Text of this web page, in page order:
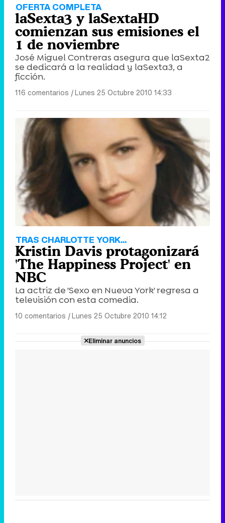
OFERTA COMPLETA
laSexta3 y laSextaHD
comienzan sus emisiones el
1 de noviembre
José Miguel Contreras asegura que laSexta2
se dedicará a la realidad y laSexta3, a
ficción.
116 comentarios |Lunes 25 Octubre 2010 14:33
TRAS CHARLOTTE YORK...
Kristin Davis protagonizará
'The Happiness Project' en
NBC
La actriz de 'Sexo en Nueva York' regresa a
televisión con esta comedia.
10 comentarios |Lunes 25 Octubre 2010 14:12
Eliminar anuncios